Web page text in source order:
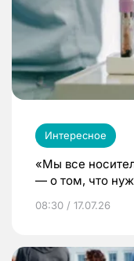
Интересное
«Мы все
— о том, что
08:30 / 17.07.26